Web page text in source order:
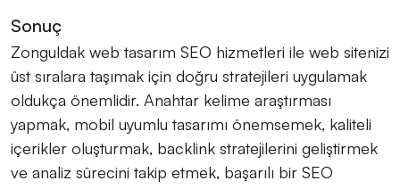
Sonuç
Zonguldak web tasarım SEO hizmetleri ile web sitenizi
üst sıralara taşımak için doğru stratejileri uygulamak
oldukça önemlidir. Anahtar kelime araştırması
yapmak, mobil uyumlu tasarımı önemsemek, kaliteli
içerikler oluşturmak, backlink stratejilerini geliştirmek
ve analiz sürecini takip etmek, başarılı bir SEO